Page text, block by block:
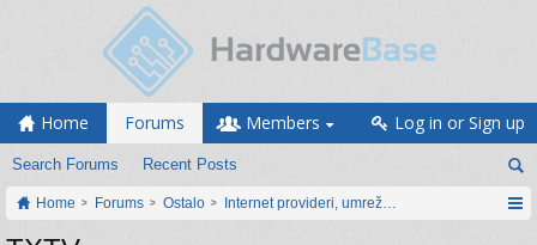
Home Forums
Search Forums Recent Posts
Members Log in or Sign up
Home Forums Ostalo Internet provideri, umrežavanje i web servisi